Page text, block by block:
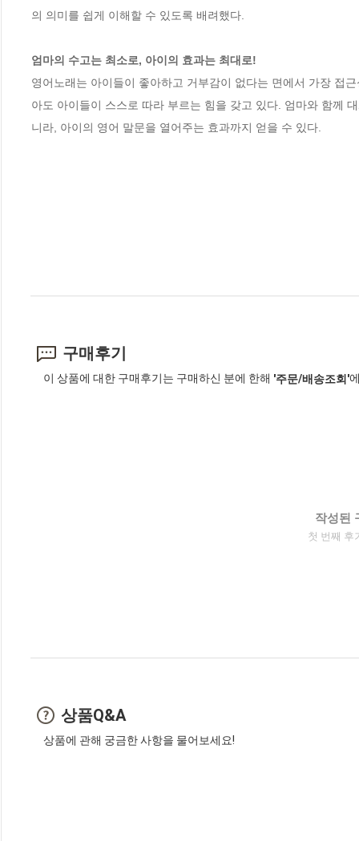
의 의미를 쉽게 이해할 수 있도록 배려했다.
엄마의 수고는 최소로, 아이의 효과는 최대로!
영어노래는 아이들이 좋아하고 거부감이 없다는 면에서 가장 접
아도 아이들이 스스로 따라 부르는 힘을 갖고 있다. 엄마와 함께
니라, 아이의 영어 말문을 열어주는 효과까지 얻을 수 있다.
구매후기
이 상품에 대한 구매후기는 구매하신 분에 한해 '주문/배송조회'
작성된
첫 번째 후
상품Q&A
상품에 관해 궁금한 사항을 물어보세요!